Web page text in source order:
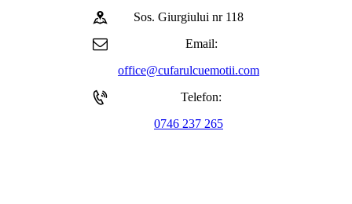
Sos. Giurgiului nr 118
Email:
office@cufarulcuemotii.com
Telefon:
0746 237 265